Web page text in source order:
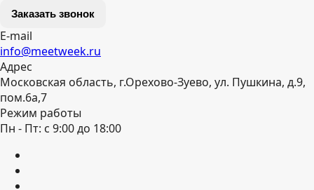
Заказать звонок
E-mail
info@meetweek.ru
Адрес
Московская область, г.Орехово-Зуево, ул. Пушкина, д.9,
пом.6а,7
Режим работы
Пн - Пт: с 9:00 до 18:00